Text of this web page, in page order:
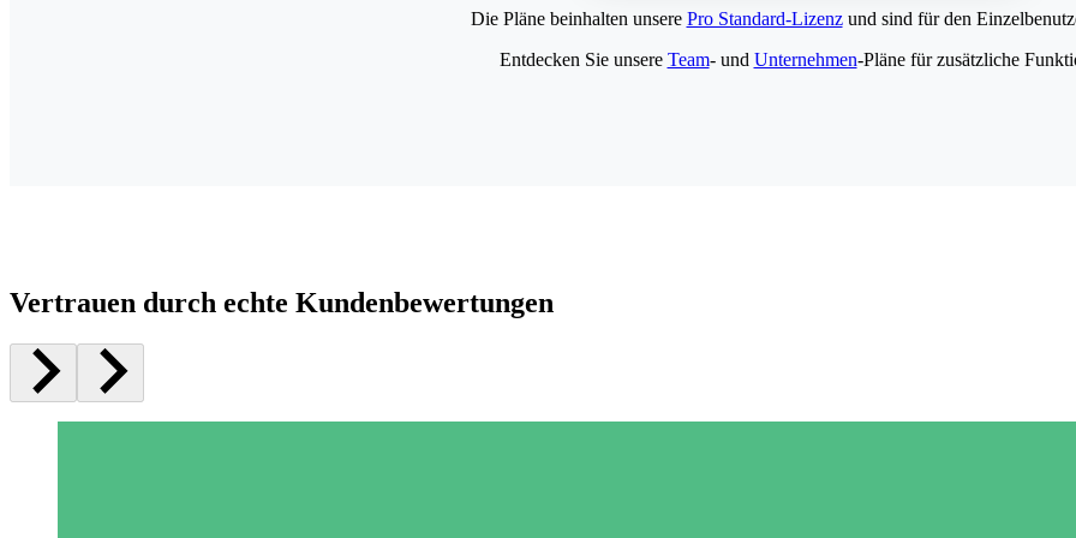
Die Pläne beinhalten unsere Pro Standard-Lizenzund sind für den
Entdecken Sie unsere Team- und Unternehmen-Pläne für zusätzliche
Vertrauen durch echte Kundenbewertungen